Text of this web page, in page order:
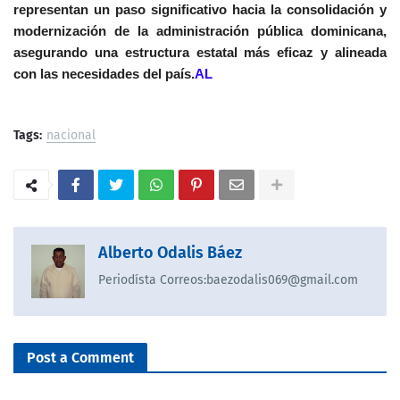
representan un paso significativo hacia la consolidación y
modernización de la administración pública dominicana,
asegurando una estructura estatal más eficaz y alineada
con las necesidades del país.AL
Tags: nacional
Alberto Odalis Báez
Periodísta Correos:baezodalis069@gmail.com
Post a Comment